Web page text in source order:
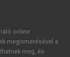
online
megismerésével a
meg, és